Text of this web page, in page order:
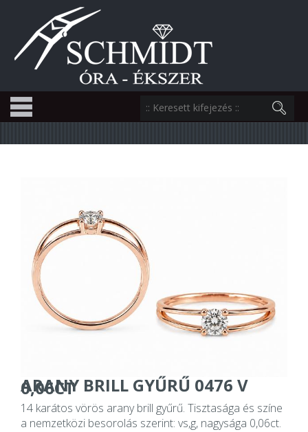
ARANY BRILL GYŰRŰ 0476 V
0,06CT
14 karátos vörös arany brill gyűrű. Tisztasága és színe
a nemzetközi besorolás szerint: vs,g, nagysága 0,06ct.